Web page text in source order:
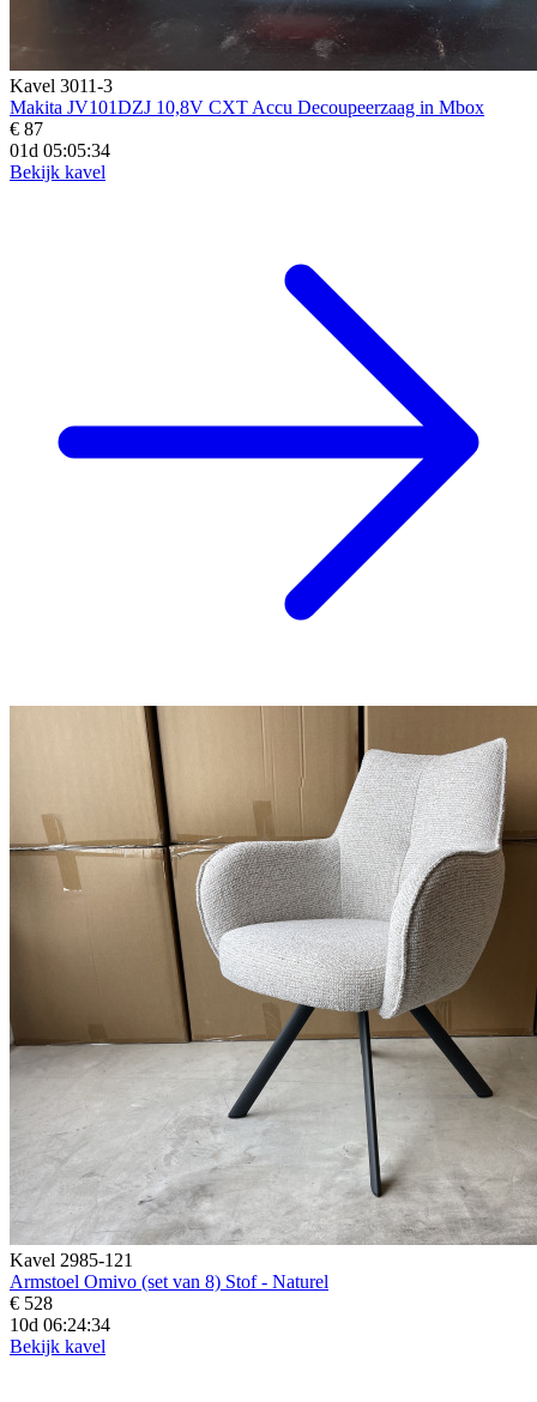
Kavel 3011-3
Makita JV101DZJ 10,8V CXT Accu Decoupeerzaag in Mbox
€ 87
01d 05:05:33
Bekijk kavel
Kavel 2985-121
Armstoel Omivo (set van 8) Stof - Naturel
€ 528
10d 06:24:33
Bekijk kavel